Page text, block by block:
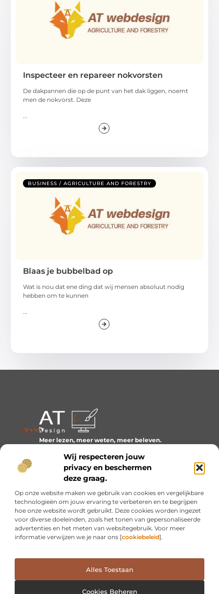
Wij respecteren jouw
privacy en beschermen
deze graag.
Op onze website maken we gebruik van cookies en vergelijkbare
technologieën om jouw ervaring te verbeteren en te begrijpen
hoe onze website wordt gebruikt. Deze cookies worden ingezet
voor diverse doeleinden, zoals het tonen van gepersonaliseerde
advertenties en het meten van websitegebruik. Voor meer
informatie verwijzen we je naar ons [cookiebeleid].
Alles Toestaan
Cookies Beheren
Inspecteer en repareer nokvorsten
De dakpannen die op de punt van het dak liggen, noemt
men de nokvorst. Deze
BUSINESS / AGRICULTURE AND FORESTRY
Blaas je bubbelbad op
Wat is nou dat ene ding dat wij mensen absoluut nodig
hebben om te kunnen
Meer lezen, meer weten, meer beleven.
het dagelijks leven boeiend maakt.
Bericht categorie
Onze informatie
@2025 www.at-webdesign.nl. All Right Reserved.